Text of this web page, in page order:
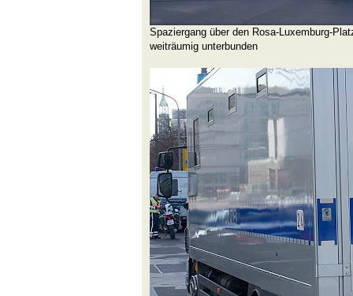
Spaziergang über den Rosa-Luxemburg-
weiträumig unterbunden